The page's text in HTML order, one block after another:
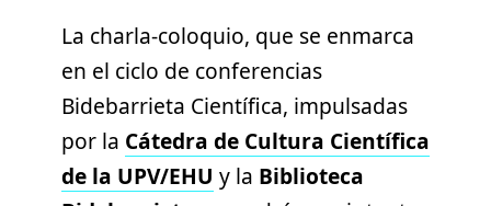
La charla-coloquio, que se enmarca
en el ciclo de conferencias
Bidebarrieta Científica, impulsadas
por la Cátedra de Cultura Científica
de la UPV/EHU y la Biblioteca